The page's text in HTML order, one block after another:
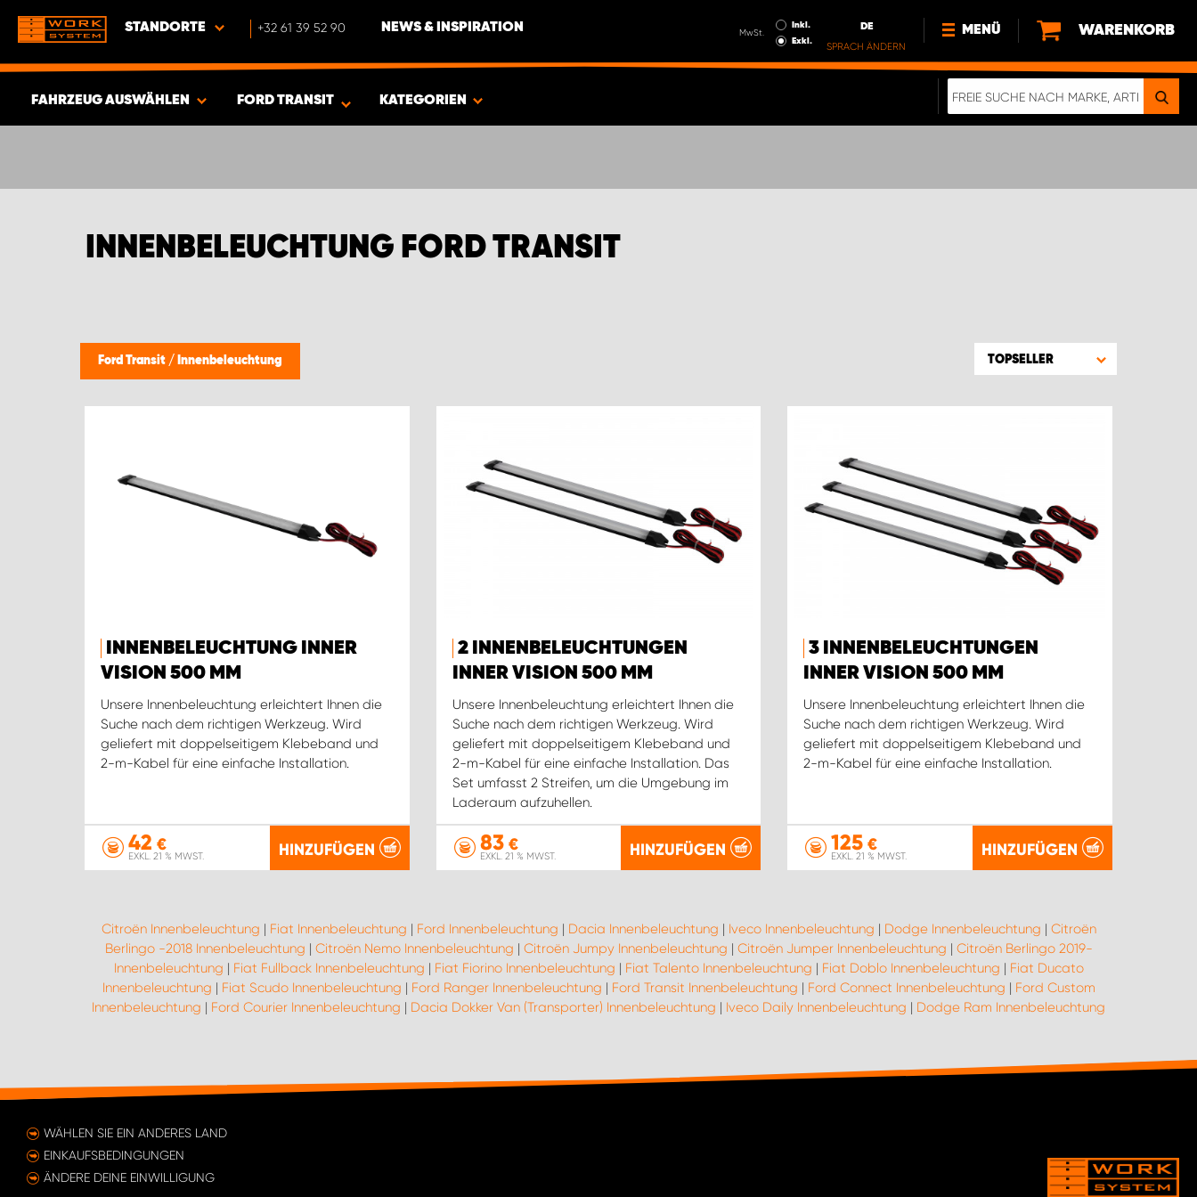
STANDORTE +32 61 39 52 90 NEWS & INSPIRATION MwSt.
Inkl.
Exkl.
DE
SPRACH ÄNDERN
MENÜ
NEWS
WARENKORB
FAHRZEUG AUSWÄHLEN
ARTIKEL
FORD TRANSIT KATEGORIEN
INNENBELEUCHTUNG FORD TRANSIT
Ford Transit / Innenbeleuchtung TOPSELLER
INNENBELEUCHTUNG INNER
VISION 500 MM
Unsere Innenbeleuchtung erleichtert Ihnen die
Suche nach dem richtigen Werkzeug. Wird
geliefert mit doppelseitigem Klebeband und
2-m-Kabel für eine einfache Installation.
42 €
EXKL. 21 % MWST. HINZUFÜGEN
2 INNENBELEUCHTUNGEN
INNER VISION 500 MM
Unsere Innenbeleuchtung erleichtert Ihnen die
Suche nach dem richtigen Werkzeug. Wird
geliefert mit doppelseitigem Klebeband und
2-m-Kabel für eine einfache Installation. Das
Set umfasst 2 Streifen, um die Umgebung im
Laderaum aufzuhellen.
83€
EXKL. 21 % MWST. HINZUFÜGEN
3 INNENBELEUCHTUNGEN
INNER VISION 500 MM
Unsere Innenbeleuchtung erleichtert Ihnen die
Suche nach dem richtigen Werkzeug. Wird
geliefert mit doppelseitigem Klebeband und
2-m-Kabel für eine einfache Installation.
125 €
EXKL. 21 % MWST. HINZUFÜGEN
Citroën Innenbeleuchtung | Fiat Innenbeleuchtung | Ford Innenbeleuchtung | Dacia Innenbeleuchtung | Iveco Innenbeleuchtung | Dodge Innenbeleuchtung | Citroën
Berlingo -2018 Innenbeleuchtung | Citroën Nemo Innenbeleuchtung | Citroën Jumpy Innenbeleuchtung | Citroën Jumper Innenbeleuchtung | Citroën Berlingo 2019-
Innenbeleuchtung | Fiat Fullback Innenbeleuchtung | Fiat Fiorino Innenbeleuchtung | Fiat Talento Innenbeleuchtung | Fiat Doblo Innenbeleuchtung | Fiat Ducato
Innenbeleuchtung | Fiat Scudo Innenbeleuchtung | Ford Ranger Innenbeleuchtung | Ford Transit Innenbeleuchtung | Ford Connect Innenbeleuchtung | Ford Custom
Innenbeleuchtung | Ford Courier Innenbeleuchtung | Dacia Dokker Van (Transporter) Innenbeleuchtung | Iveco Daily Innenbeleuchtung | Dodge Ram Innenbeleuchtung
WÄHLEN SIE EIN ANDERES LAND
EINKAUFSBEDINGUNGEN
ÄNDERE DEINE EINWILLIGUNG